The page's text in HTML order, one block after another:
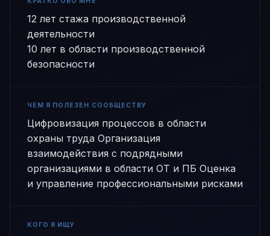
12 лет стажа производственной
деятельности
10 лет в области производственной
безопасности
ЧЕМ Я ПОЛЕЗЕН СООБЩЕСТВУ
Цифровизация процессов в области
охраны труда Организация
взаимодействия с подрядными
организациями в области ОТ и ПБ Оценка
и управление профессиональными рисками
КОГО Я ИЩУ